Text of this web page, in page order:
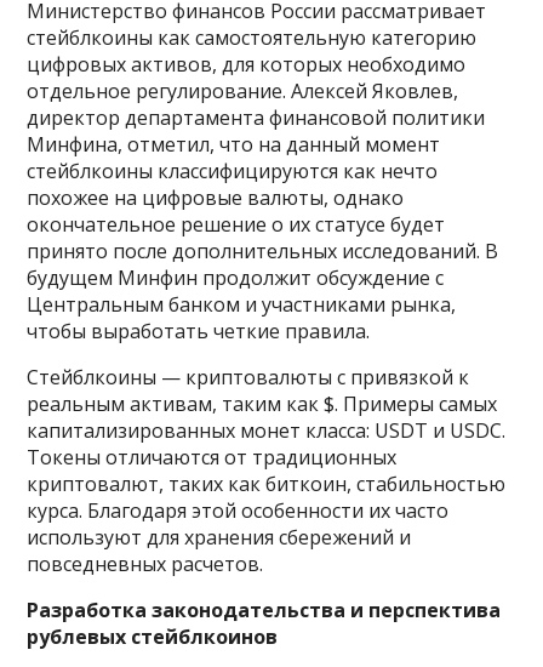
Министерство финансов России рассматривает
стейблкоины как самостоятельную категорию
цифровых активов, для которых необходимо
отдельное регулирование. Алексей Яковлев,
директор департамента финансовой политики
Минфина, отметил, что на данный момент
стейблкоины классифицируются как нечто
похожее на цифровые валюты, однако
окончательное решение о их статусе будет
принято после дополнительных исследований. В
будущем Минфин продолжит обсуждение с
Центральным банком и участниками рынка,
чтобы выработать четкие правила.
Стейблкоины — криптовалюты с привязкой к
реальным активам, таким как $. Примеры самых
капитализированных монет класса: USDT и USDC.
Токены отличаются от традиционных
криптовалют, таких как биткоин, стабильностью
курса. Благодаря этой особенности их часто
используют для хранения сбережений и
повседневных расчетов.
Разработка законодательства и перспектива
рублевых стейблкоинов